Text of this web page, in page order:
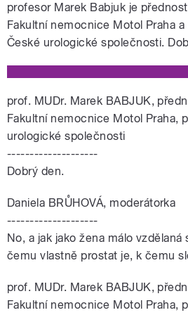
profesor Marek Babjuk je
Fakultní nemocnice Motol Praha
České urologické společnosti.
prof. MUDr. Marek BABJUK,
Fakultní nemocnice Motol Praha,
urologické společnosti
--------------------
Dobrý den.
Daniela BRŮHOVÁ, moderátorka
--------------------
No, a jak jako žena málo
čemu vlastně prostat je, k čemu
prof. MUDr. Marek BABJUK,
Fakultní nemocnice Motol Praha,